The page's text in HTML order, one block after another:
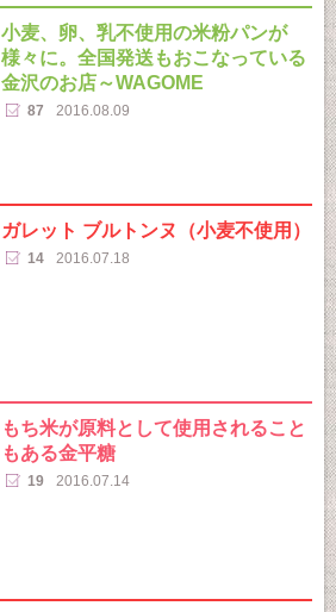
小麦、卵、乳不使用の米粉パンが
様々に。全国発送もおこなっている
金沢のお店～WAGOME
87 2016.08.09
ガレット ブルトンヌ（小麦不使用）
14 2016.07.18
もち米が原料として使用されること
もある金平糖
19 2016.07.14